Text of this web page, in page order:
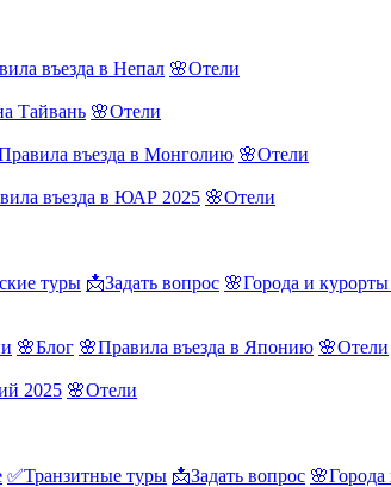
въезда в Непал 🌸Отели
Тайвань 🌸Отели
въезда в Монголию 🌸Отели
въезда в ЮАР 2025 🌸Отели
туры 📩Задать вопрос 🌸Города и
🌸Блог 🌸Правила въезда в Японию 🌸Отели
2025 🌸Отели
✅Транзитные туры 📩Задать вопрос